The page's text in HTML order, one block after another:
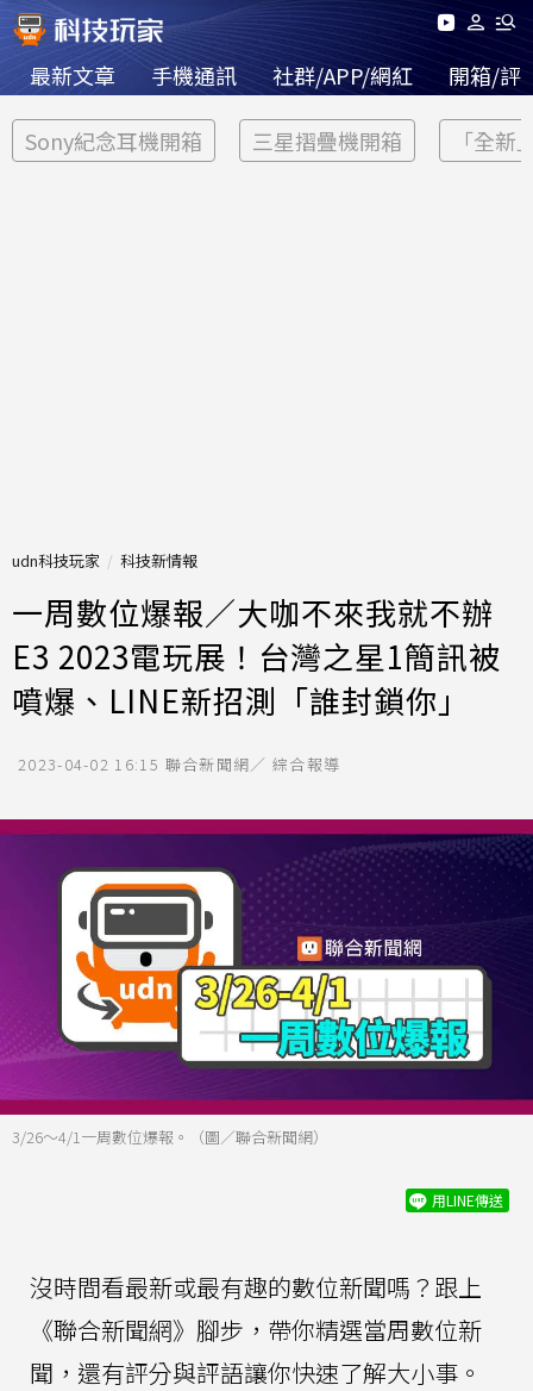
最新文章 手機通訊 社群/APP/網紅 開箱/評
Sony紀念耳機開箱 三星摺疊機開箱 「全新
udn科技玩家 科技新情報
一周數位爆報／大咖不來我就不辦
E3 2023電玩展！台灣之星1簡訊被
噴爆、LINE新招測「誰封鎖你」
2023-04-02 16:15 聯合新聞網／ 綜合報導
3/26～4/1一周數位爆報。（圖／聯合新聞網）
用LINE傳送
沒時間看最新或最有趣的數位新聞嗎？跟上
《聯合新聞網》腳步，帶你精選當周數位新
聞，還有評分與評語讓你快速了解大小事。